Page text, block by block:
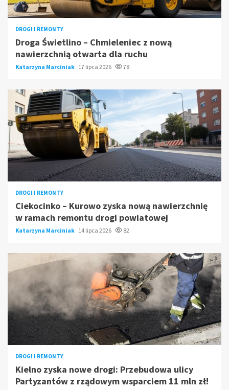
DROGI I REMONTY
Droga Świetlino – Chmieleniec z nową
nawierzchnią otwarta dla ruchu
Katarzyna Marciniak 17 lipca 2026 78
DROGI I REMONTY
Ciekocinko – Kurowo zyska nową nawierzchnię
w ramach remontu drogi powiatowej
Katarzyna Marciniak 14 lipca 2026 82
DROGI I REMONTY
Kielno zyska nowe drogi: Przebudowa ulicy
Partyzantów z rządowym wsparciem 11 mln zł!